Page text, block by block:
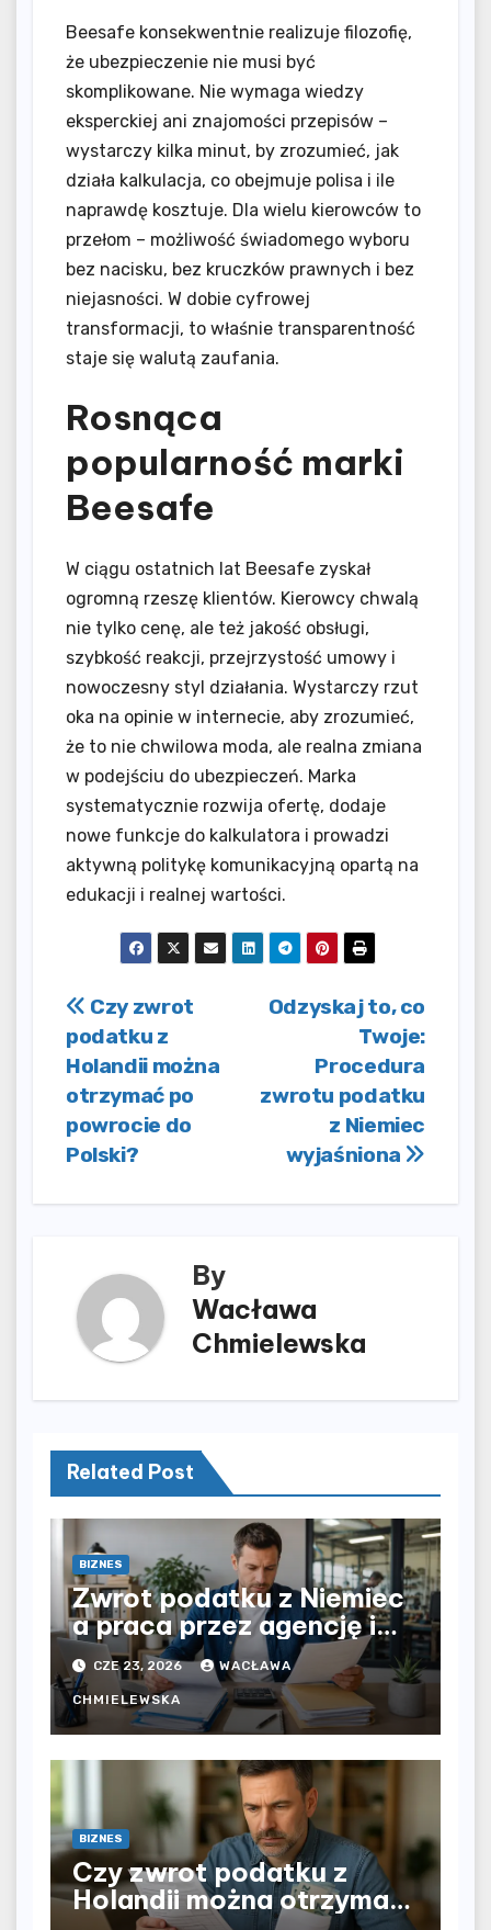
Beesafe konsekwentnie realizuje filozofię,
że ubezpieczenie nie musi być
skomplikowane. Nie wymaga wiedzy
eksperckiej ani znajomości przepisów –
wystarczy kilka minut, by zrozumieć, jak
działa kalkulacja, co obejmuje polisa i ile
naprawdę kosztuje. Dla wielu kierowców to
przełom – możliwość świadomego wyboru
bez nacisku, bez kruczków prawnych i bez
niejasności. W dobie cyfrowej
transformacji, to właśnie transparentność
staje się walutą zaufania.
Rosnąca
popularność marki
Beesafe
W ciągu ostatnich lat Beesafe zyskał
ogromną rzeszę klientów. Kierowcy chwalą
nie tylko cenę, ale też jakość obsługi,
szybkość reakcji, przejrzystość umowy i
nowoczesny styl działania. Wystarczy rzut
oka na opinie w internecie, aby zrozumieć,
że to nie chwilowa moda, ale realna zmiana
w podejściu do ubezpieczeń. Marka
systematycznie rozwija ofertę, dodaje
nowe funkcje do kalkulatora i prowadzi
aktywną politykę komunikacyjną opartą na
edukacji i realnej wartości.
Nawigacja
wpisu
Odzyskaj to, co
Twoje:
Procedura
zwrotu podatku
z Niemiec
wyjaśniona
Czy zwrot
podatku z
Holandii można
otrzymać po
powrocie do
Polski?
By
Wacława
Chmielewska
Related Post
BIZNES
Zwrot podatku z Niemiec
a praca przez agencję i
bezpośrednio u
pracodawcy – jak
rozliczyć oba źródła
dochodu?
CZE 23, 2026 WACŁAWA
CHMIELEWSKA
BIZNES
Czy zwrot podatku z
Holandii można otrzymać